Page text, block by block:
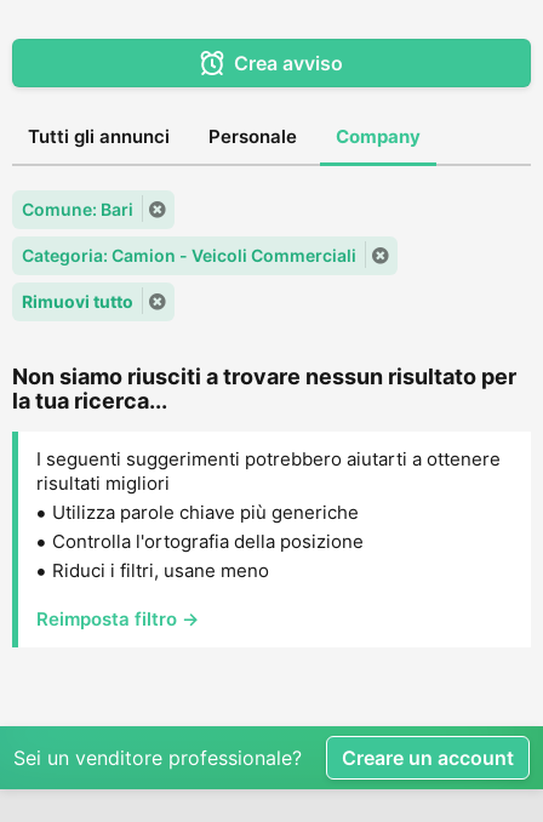
Crea avviso
Tutti gli annunci Personale Company
Comune: Bari
Categoria: Camion - Veicoli Commerciali
Rimuovi tutto
Non siamo riusciti a trovare nessun risultato per
la tua ricerca...
I seguenti suggerimenti potrebbero aiutarti a ottenere
risultati migliori
Utilizza parole chiave più generiche
Controlla l'ortografia della posizione
Riduci i filtri, usane meno
Reimposta filtro →
Sei un venditore professionale? Creare un account